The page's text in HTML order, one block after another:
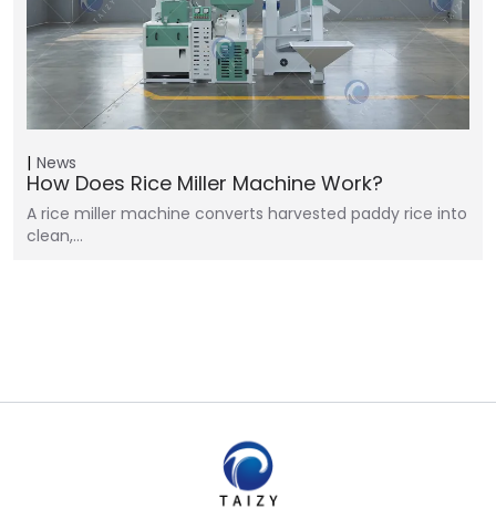
News
How Does Rice Miller Machine Work?
A rice miller machine converts harvested paddy rice into
clean,…